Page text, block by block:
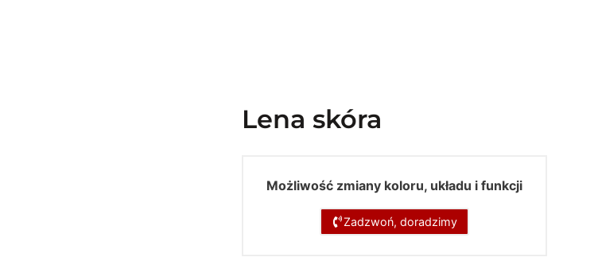
Lena skóra
Możliwość zmiany koloru, układu i funkcji
Zadzwoń, doradzimy